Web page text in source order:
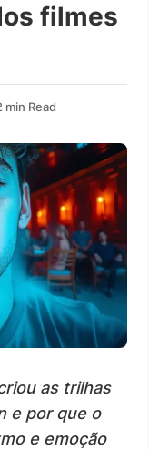
filmes
min Read
as trilhas
e por que o
e emoção